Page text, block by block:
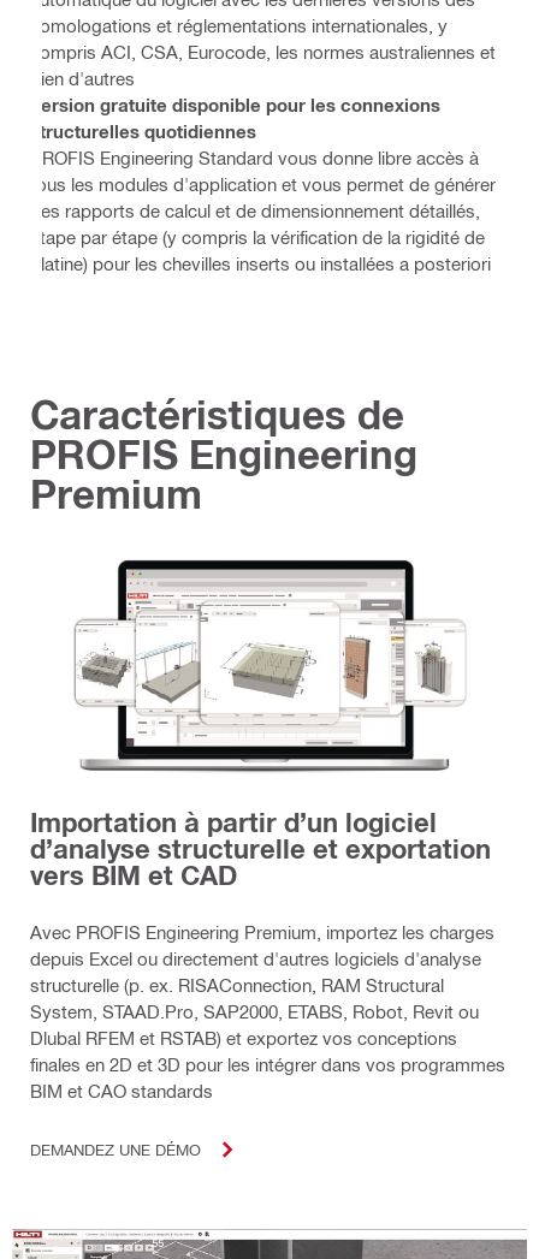
homologations et réglementations internationales, y
compris ACI, CSA, Eurocode, les normes australiennes et
bien d'autres
Version gratuite disponible pour les connexions
structurelles quotidiennes
PROFIS Engineering Standard vous donne libre accès à
tous les modules d'application et vous permet de générer
des rapports de calcul et de dimensionnement détaillés,
étape par étape (y compris la vérification de la rigidité de
platine) pour les chevilles inserts ou installées a posteriori
Caractéristiques de
PROFIS Engineering
Premium
Importation à partir d’un logiciel
d’analyse structurelle et exportation
vers BIM et CAD
Avec PROFIS Engineering Premium, importez les charges
depuis Excel ou directement d'autres logiciels d'analyse
structurelle (p. ex. RISAConnection, RAM Structural
System, STAAD.Pro, SAP2000, ETABS, Robot, Revit ou
Dlubal RFEM et RSTAB) et exportez vos conceptions
finales en 2D et 3D pour les intégrer dans vos programmes
BIM et CAO standards
DEMANDEZ UNE DÉMO